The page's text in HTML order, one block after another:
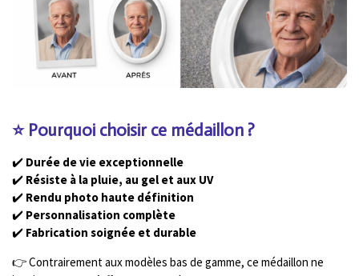
⭐ Pourquoi choisir ce médaillon ?
✔️ Durée de vie exceptionnelle
✔️ Résiste à la pluie, au gel et aux UV
✔️ Rendu photo haute définition
✔️ Personnalisation complète
✔️ Fabrication soignée et durable
👉 Contrairement aux modèles bas de gamme, ce médaillon ne